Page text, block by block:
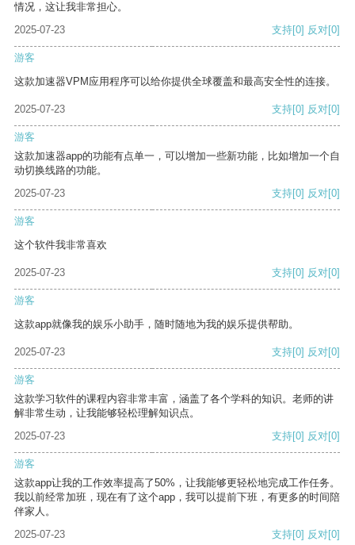
情况，这让我非常担心。
2025-07-23
支持[0] 反对[0]
游客
这款加速器VPM应用程序可以给你提供全球覆盖和最高安全性的连接。
2025-07-23 支持[0] 反对[0]
游客
这款加速器app的功能有点单一，可以增加一些新功能，比如增加一个自
动切换线路的功能。
2025-07-23
支持[0] 反对[0]
游客
这个软件我非常喜欢
2025-07-23 支持[0] 反对[0]
游客
这款app就像我的娱乐小助手，随时随地为我的娱乐提供帮助。
2025-07-23 支持[0] 反对[0]
游客
这款学习软件的课程内容非常丰富，涵盖了各个学科的知识。老师的讲
解非常生动，让我能够轻松理解知识点。
2025-07-23
支持[0] 反对[0]
游客
这款app让我的工作效率提高了50%，让我能够更轻松地完成工作任务。
我以前经常加班，现在有了这个app，我可以提前下班，有更多的时间陪
伴家人。
2025-07-23
支持[0] 反对[0]